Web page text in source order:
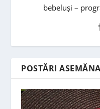
bebeluși –
POSTĂRI